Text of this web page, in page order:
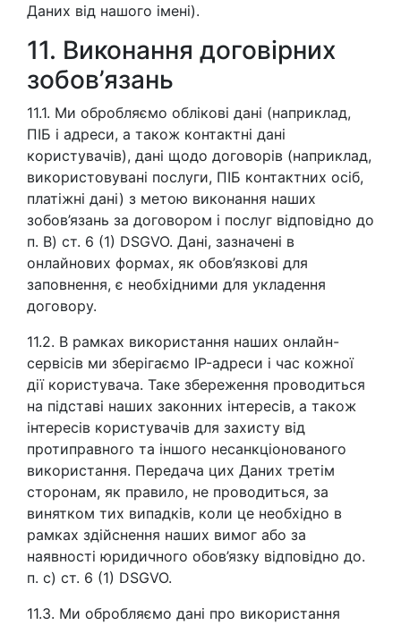
Даних від нашого імені).
11. Виконання договірних
зобов’язань
11.1. Ми обробляємо облікові дані (наприклад,
ПІБ і адреси, а також контактні дані
користувачів), дані щодо договорів (наприклад,
використовувані послуги, ПІБ контактних осіб,
платіжні дані) з метою виконання наших
зобов’язань за договором і послуг відповідно до
п. B) ст. 6 (1) DSGVO. Дані, зазначені в
онлайнових формах, як обов’язкові для
заповнення, є необхідними для укладення
договору.
11.2. В рамках використання наших онлайн-
сервісів ми зберігаємо IP-адреси і час кожної
дії користувача. Таке збереження проводиться
на підставі наших законних інтересів, а також
інтересів користувачів для захисту від
протиправного та іншого несанкціонованого
використання. Передача цих Даних третім
сторонам, як правило, не проводиться, за
винятком тих випадків, коли це необхідно в
рамках здійснення наших вимог або за
наявності юридичного обов’язку відповідно до.
п. c) ст. 6 (1) DSGVO.
11.3. Ми обробляємо дані про використання